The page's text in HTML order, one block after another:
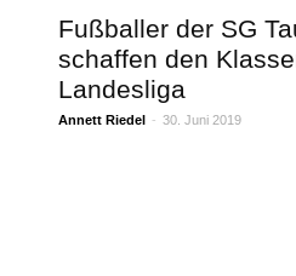
Fußballer der SG
schaffen den
Landesliga
Annett Riedel - 30. Juni 2019